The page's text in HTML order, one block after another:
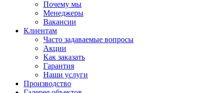
Почему мы
Менеджеры
Вакансии
Клиентам
Часто задаваемые вопросы
Акции
Как заказать
Гарантия
Наши услуги
Производство